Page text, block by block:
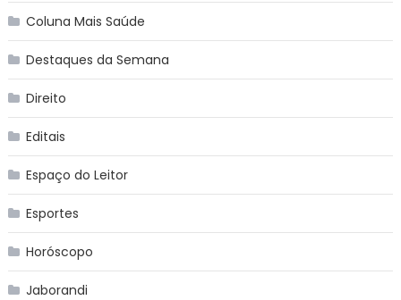
Coluna Mais Saúde
Destaques da Semana
Direito
Editais
Espaço do Leitor
Esportes
Horóscopo
Jaborandi